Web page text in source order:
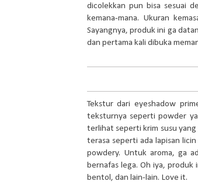
dicolekkan pun bisa sesuai
kemana-mana. Ukuran
Sayangnya, produk ini ga
dan pertama kali dibuka
Tekstur dari eyeshadow
teksturnya seperti powder
terlihat seperti krim susu
terasa seperti ada lapisan
powdery. Untuk aroma, ga
bernafas lega. Oh iya,
bentol, dan lain-lain. Love it.